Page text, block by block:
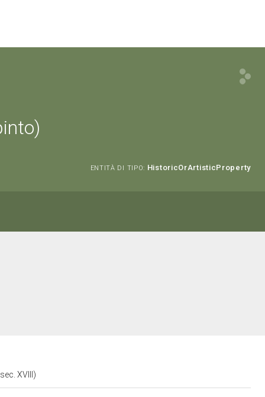
ENTITÀ DI TIPO: HistoricOrArtisticProperty
XVIII)